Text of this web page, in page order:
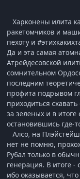
Харконены илита
ракетомчиков и
пехоту и
Да и эта самая
Атрейдесовской
сомнительном
последним
профита подрывом
приходиться
за зеленых и в
остановившись где-
Алсо, на
нет не помню,
Рубал только в
генерация. В итоге
ибо оказывается,